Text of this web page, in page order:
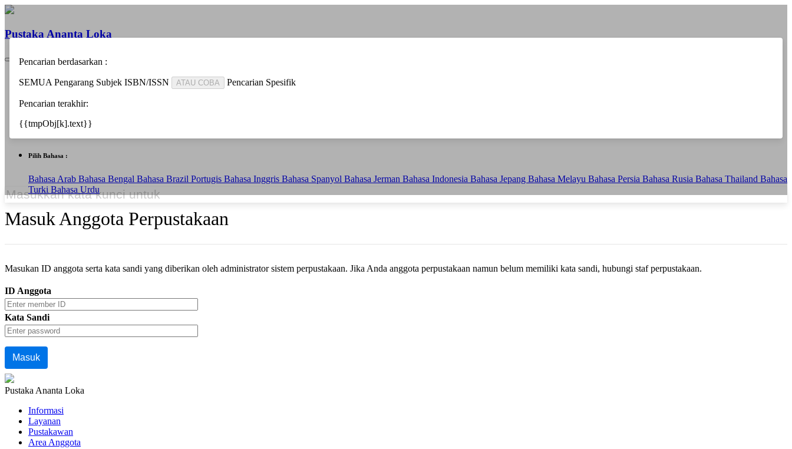
Pustaka Ananta Loka
Beranda
Informasi
Berita
Bantuan
Pustakawan
Area Anggota
Pilih Bahasa :
Bahasa Arab Bahasa Bengal Bahasa Brazil Portugis Bahasa Inggris Bahasa Spanyol Bahasa Jerman Bahasa Indonesia Bahasa Jepang Bahasa Melayu Bahasa Persia Bahasa Rusia Bahasa Thailand Bahasa
Turki Bahasa Urdu
Pencarian berdasarkan :
SEMUA Pengarang Subjek ISBN/ISSN ATAU COBA Pencarian Spesifik
Pencarian terakhir:
{{tmpObj[k].text}}
Masuk Anggota Perpustakaan
Masukan ID anggota serta kata sandi yang diberikan oleh administrator sistem perpustakaan. Jika Anda anggota perpustakaan namun belum memiliki kata sandi, hubungi staf perpustakaan.
ID Anggota
Kata Sandi
Pustaka Ananta Loka
Informasi
Layanan
Pustakawan
Area Anggota